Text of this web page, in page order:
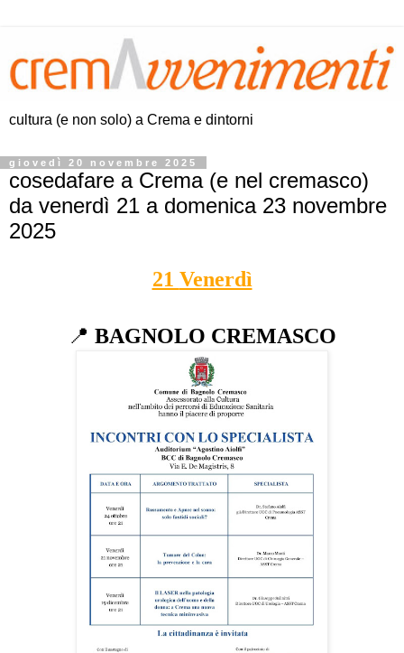
cultura (e non solo) a Crema e dintorni
giovedì 20 novembre 2025
cosedafare a Crema (e nel cremasco)
da venerdì 21 a domenica 23 novembre
2025
21 Venerdì
📍 BAGNOLO CREMASCO